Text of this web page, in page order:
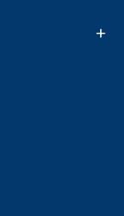
+